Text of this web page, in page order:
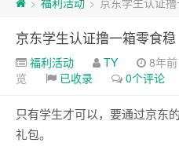
> >
京东学生认证撸一箱零食稳
福利活动 TY 8年
览
已收录 0个评论
只有学生才可以，要通过京东
礼包。